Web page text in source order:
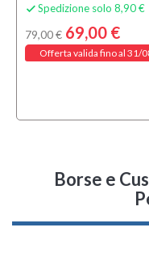
 Spedizione solo 8,90 €
79,00 € 69,00 €
Offerta valida fino al 31/
Borse e